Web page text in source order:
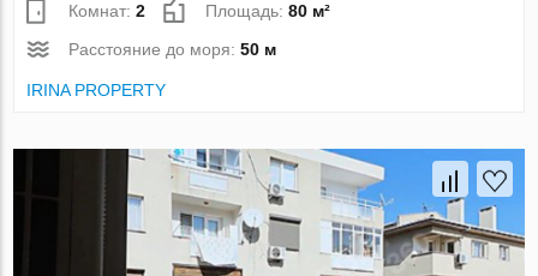
Комнат:2 Площадь:80 м²
Расстояние до моря:50 м
IRINA PROPERTY